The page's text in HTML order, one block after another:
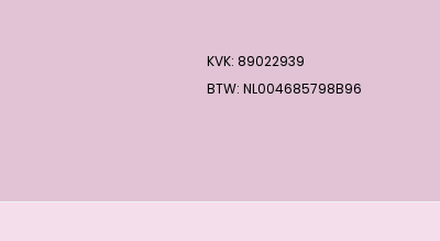
KVK: 89022939
BTW: NL004685798B96